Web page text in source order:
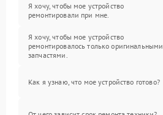
Я хочу, чтобы мое устройство
ремонтировали при мне.
Я хочу, чтобы мое устройство
ремонтировалось только оригинальными
запчастями.
Как я узнаю, что мое устройство готово?